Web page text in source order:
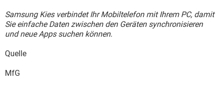
Samsung Kies verbindet Ihr Mobiltelefon mit Ihrem PC, damit
Sie einfache Daten zwischen den Geräten synchronisieren
und neue Apps suchen können.
Quelle
MfG